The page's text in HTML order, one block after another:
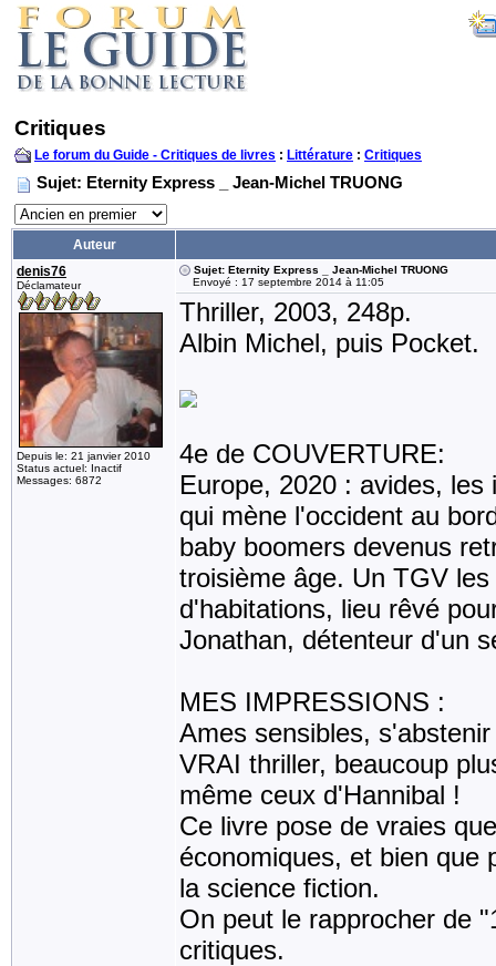
Critiques
Le forum du Guide - Critiques de livres : Littérature : Critiques
Sujet: Eternity Express _ Jean-Michel TRUONG
Auteur
denis76
Déclamateur
Depuis le: 21 janvier 2010
Status actuel: Inactif
Messages: 6872
Sujet: Eternity Express _ Jean-Michel TRUONG
Envoyé : 17 septembre 2014 à 11:05
Thriller, 2003, 248p.
Albin Michel, puis Pocket.
4e de COUVERTURE:
Europe, 2020 : avides,
qui mène l'occident au
baby boomers devenus
troisième âge. Un TGV
d'habitations, lieu rêvé
Jonathan, détenteur d'un
MES IMPRESSIONS :
Ames sensibles,
VRAI thriller, beaucoup
même ceux d'Hannibal !
Ce livre pose de vraies
économiques, et bien que
la science fiction.
On peut le rapprocher de
critiques.